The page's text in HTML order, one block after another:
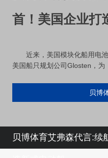
首！美国企业打
近来，美国模块化船用电池
美国船只规划公司Glosten，为
贝博
贝博体育艾弗森代言:续